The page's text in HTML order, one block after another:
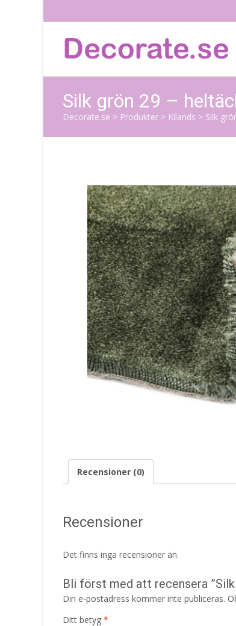
Silk grön 29 –
Decorate.se > Produkter > Kilands > Silk
Recensioner (0)
Recensioner
Det finns inga recensioner än.
Bli först med att recensera
Din e-postadress kommer inte publiceras.
Ditt betyg *